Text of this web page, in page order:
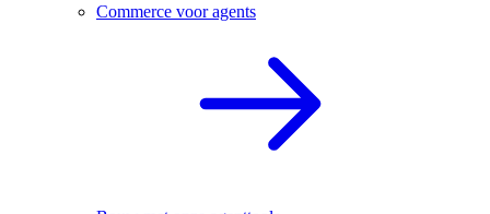
Commerce voor agents